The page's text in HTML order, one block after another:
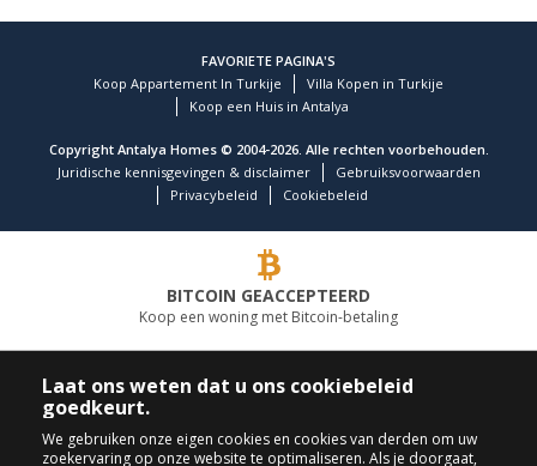
FAVORIETE PAGINA'S
Koop Appartement In Turkije
Villa Kopen in Turkije
Koop een Huis in Antalya
Copyright Antalya Homes © 2004-2026. Alle rechten voorbehouden.
Juridische kennisgevingen & disclaimer
Gebruiksvoorwaarden
Privacybeleid
Cookiebeleid
BITCOIN GEACCEPTEERD
Koop een woning met Bitcoin-betaling
TOONAANGEVEND VASTGOEDBEDRIJF
BEL ONS
Laat ons weten dat u ons cookiebeleid
goedkeurt.
We gebruiken onze eigen cookies en cookies van derden om uw
zoekervaring op onze website te optimaliseren. Als je doorgaat,